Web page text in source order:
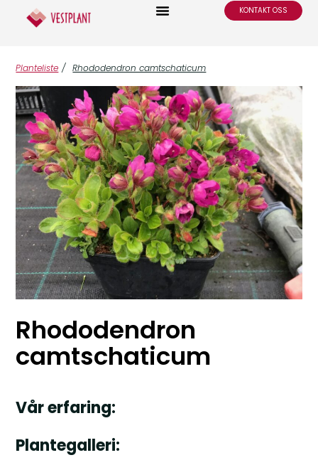
KONTAKT OSS
Planteliste / Rhododendron camtschaticum
Rhododendron
camtschaticum
Vår erfaring:
Plantegalleri: